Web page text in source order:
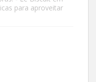
para aproveitar